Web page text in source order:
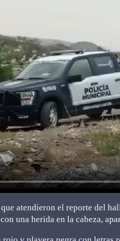
atendieron el reporte del
una herida en la cabeza,